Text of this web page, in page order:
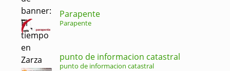
Parapente
Parapente
punto de informacion catastral
punto de informacion catastral